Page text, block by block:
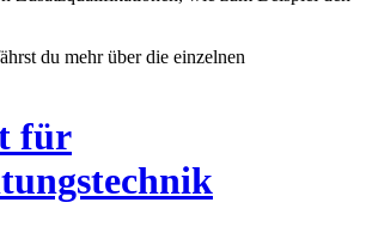
du mehr über die einzelnen
für